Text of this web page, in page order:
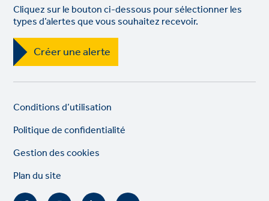
Cliquez sur le bouton ci-dessous pour sélectionner les
types d’alertes que vous souhaitez recevoir.
Créer une alerte
Legal
links
Conditions d’utilisation
Politique de confidentialité
Gestion des cookies
Plan du site